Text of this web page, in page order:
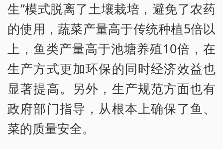
生”模式脱离了土壤栽培，避免了农药
的使用，蔬菜产量高于传统种植5倍以
上，鱼类产量高于池塘养殖10倍，在
生产方式更加环保的同时经济效益也
显著提高。另外，生产规范方面也有
政府部门指导，从根本上确保了鱼、
菜的质量安全。